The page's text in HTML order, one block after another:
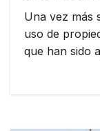
Una vez más
uso de
que han sido